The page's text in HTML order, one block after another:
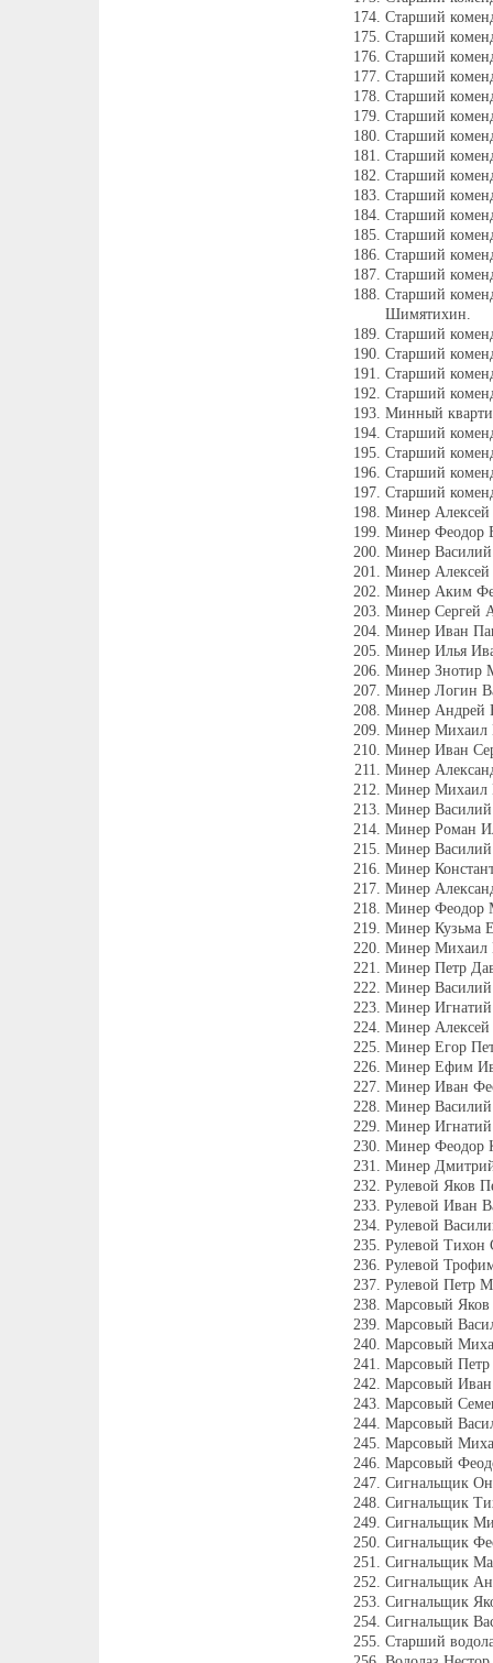
Старший
Старший
Старший
Старший
Старший
Старший
Старший
Старший
Старший
Старший
Старший
Старший
Старший
Старший
Старший
Шимятихин.
Старший
Старший
Старший
Старший
Минный
Старший
Старший
Старший
Старший
Минер Алексей
Минер Феодор
Минер
Минер
Минер Аким
Минер Сергей
Минер Иван
Минер Илья
Минер Знотир
Минер Логин
Минер Андрей
Минер Михаил
Минер Иван
Минер
Минер Михаил
Минер Василий
Минер Роман
Минер
Минер
Минер
Минер Феодор
Минер Кузьма
Минер Михаил
Минер Петр
Минер Василий
Минер
Минер
Минер Егор
Минер Ефим
Минер Иван
Минер
Минер Игнатий
Минер Феодор
Минер
Рулевой Яков
Рулевой Иван
Рулевой
Рулевой Тихон
Рулевой
Рулевой Петр
Марсовый Яков
Марсовый
Марсовый
Марсовый
Марсовый Иван
Марсовый
Марсовый
Марсовый
Марсовый
Сигнальщик
Сигнальщик
Сигнальщик
Сигнальщик
Сигнальщик
Сигнальщик
Сигнальщик
Сигнальщик
Старший